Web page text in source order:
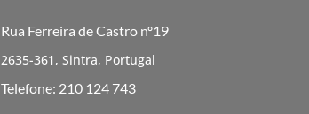
Rua Ferreira de Castro nº19
2635-361, Sintra, Portugal
Telefone: 210 124 743